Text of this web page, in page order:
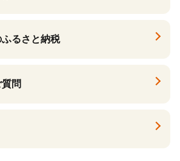
るさと納税
問